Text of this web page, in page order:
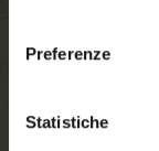
Preferenze
Statistiche